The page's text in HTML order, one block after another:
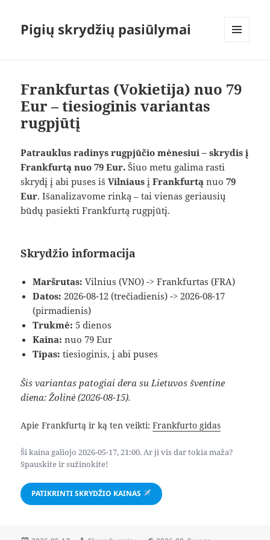
Pigių skrydžių pasiūlymai
Frankfurtas (Vokietija) nuo 79
Eur – tiesioginis variantas
rugpjūtį
Patrauklus radinys rugpjūčio mėnesiui – skrydis į
Frankfurtą nuo 79 Eur. Šiuo metu galima rasti
skrydį į abi puses išVilniaus įFrankfurtą nuo79
Eur. Išanalizavome rinką – tai vienas geriausių
būdų pasiekti Frankfurtą rugpjūtį.
Skrydžio informacija
Maršrutas: Vilnius (VNO) -> Frankfurtas (FRA)
Datos: 2026-08-12 (trečiadienis) -> 2026-08-17
(pirmadienis)
Trukmė: 5 dienos
Kaina: nuo 79 Eur
Tipas: tiesioginis, į abi puses
Šis variantas patogiai dera su Lietuvos šventine
diena: Žolinė (2026-08-15).
Apie Frankfurtą ir ką ten veikti:Frankfurto gidas
Ši kaina galiojo 2026-05-17, 21:00. Ar ji vis dar tokia maža?
Spauskite ir sužinokite!
PATIKRINTI SKRYDŽIO KAINAS